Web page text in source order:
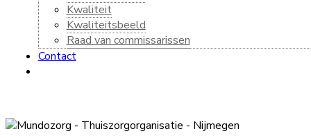
Kwaliteit
Kwaliteitsbeeld
Raad van commissarissen
Contact